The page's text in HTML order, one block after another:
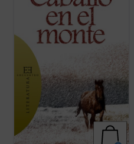
sufrimiento humano. La guerra es la pena
con que la humanidad sufriente se castiga
(ver ficha)